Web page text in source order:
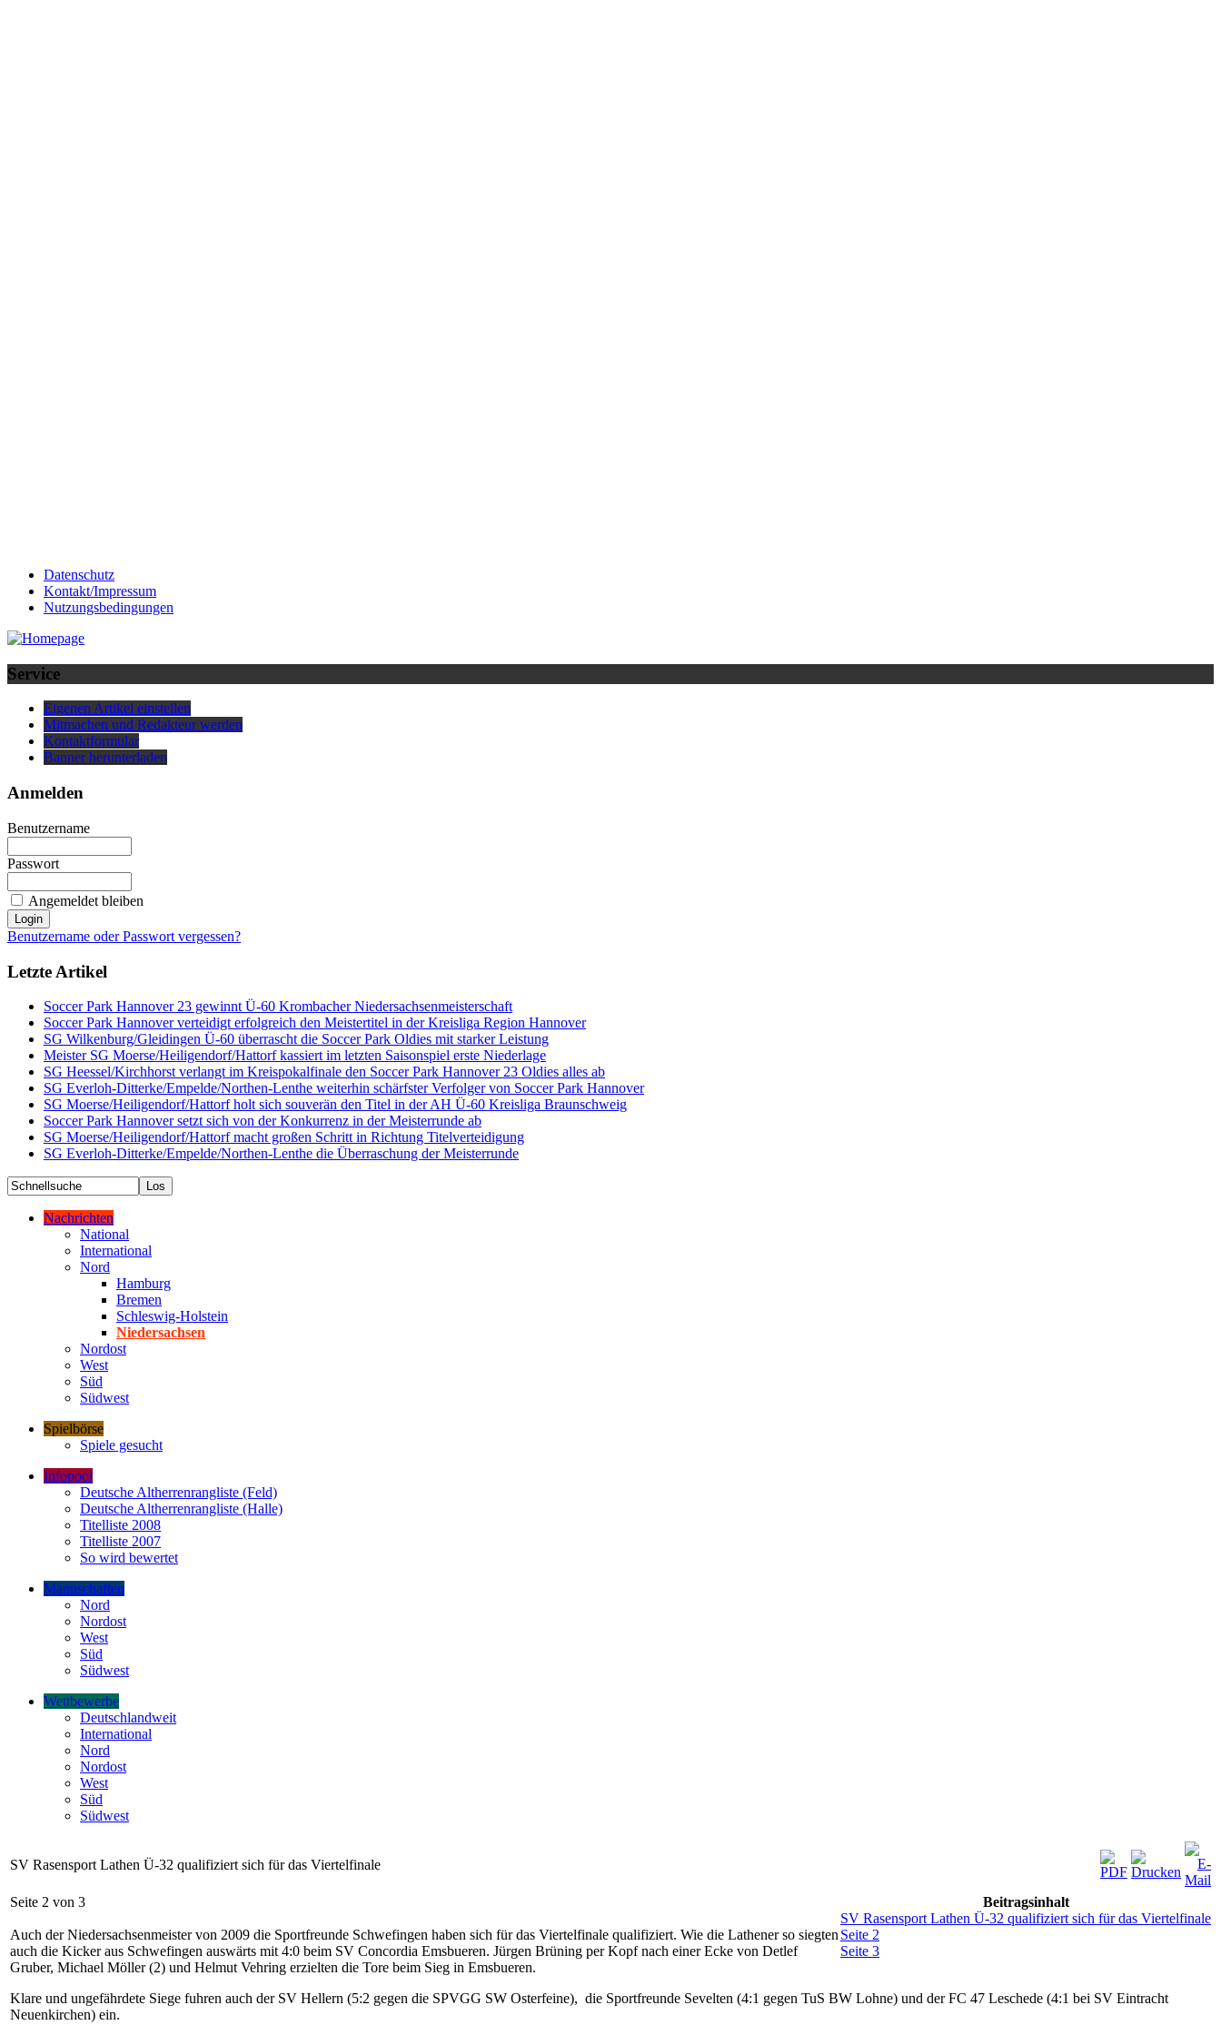
Datenschutz
Kontakt/Impressum
Nutzungsbedingungen
Service
Eigenen Artikel einstellen
Mitmachen und Redakteur werden
Kontaktformular
Banner herunterladen
Anmelden
Benutzername
Passwort
Angemeldet bleiben
Benutzername oder Passwort vergessen?
Letzte Artikel
Soccer Park Hannover 23 gewinnt Ü-60 Krombacher Niedersachsenmeisterschaft
Soccer Park Hannover verteidigt erfolgreich den Meistertitel in der Kreisliga Region Hannover
SG Wilkenburg/Gleidingen Ü-60 überrascht die Soccer Park Oldies mit starker Leistung
Meister SG Moerse/Heiligendorf/Hattorf kassiert im letzten Saisonspiel erste Niederlage
SG Heessel/Kirchhorst verlangt im Kreispokalfinale den Soccer Park Hannover 23 Oldies alles ab
SG Everloh-Ditterke/Empelde/Northen-Lenthe weiterhin schärfster Verfolger von Soccer Park Hannover
SG Moerse/Heiligendorf/Hattorf holt sich souverän den Titel in der AH Ü-60 Kreisliga Braunschweig
Soccer Park Hannover setzt sich von der Konkurrenz in der Meisterrunde ab
SG Moerse/Heiligendorf/Hattorf macht großen Schritt in Richtung Titelverteidigung
SG Everloh-Ditterke/Empelde/Northen-Lenthe die Überraschung der Meisterrunde
Nachrichten
National
International
Nord
Hamburg
Bremen
Schleswig-Holstein
Niedersachsen
Nordost
West
Süd
Südwest
Spielbörse
Spiele gesucht
Infopool
Deutsche Altherrenrangliste (Feld)
Deutsche Altherrenrangliste (Halle)
Titelliste 2008
Titelliste 2007
So wird bewertet
Mannschaften
Nord
Nordost
West
Süd
Südwest
Wettbewerbe
Deutschlandweit
International
Nord
Nordost
West
Süd
Südwest
SV Rasensport Lathen Ü-32 qualifiziert sich für das Viertelfinale
Beitragsinhalt
SV Rasensport Lathen Ü-32 qualifiziert sich für das Viertelfinale
Seite 2
Seite 3
Seite 2 von 3
Auch der Niedersachsenmeister von 2009 die Sportfreunde Schwefingen haben sich für das Viertelfinale qualifiziert. Wie die Lathener so siegten
auch die Kicker aus Schwefingen auswärts mit 4:0 beim SV Concordia Emsbueren. Jürgen Brüning per Kopf nach einer Ecke von Detlef
Gruber, Michael Möller (2) und Helmut Vehring erzielten die Tore beim Sieg in Emsbueren.
Klare und ungefährdete Siege fuhren auch der SV Hellern (5:2 gegen die SPVGG SW Osterfeine), die Sportfreunde Sevelten (4:1 gegen TuS BW Lohne) und der FC 47 Leschede (4:1 bei SV Eintracht
Neuenkirchen) ein.